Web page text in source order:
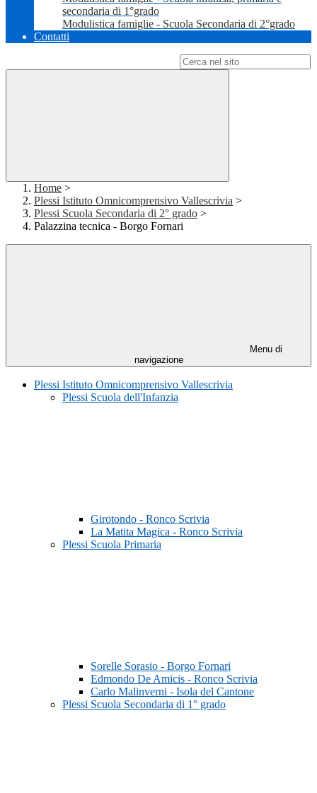
secondaria di 1°grado
Modulistica famiglie - Scuola Secondaria di 2°grado
Contatti
Home >
Plessi Istituto Omnicomprensivo Vallescrivia >
Plessi Scuola Secondaria di 2° grado >
Palazzina tecnica - Borgo Fornari
Menu di
navigazione
Plessi Istituto Omnicomprensivo Vallescrivia
Plessi Scuola dell'Infanzia
Girotondo - Ronco Scrivia
La Matita Magica - Ronco Scrivia
Plessi Scuola Primaria
Sorelle Sorasio - Borgo Fornari
Edmondo De Amicis - Ronco Scrivia
Carlo Malinverni - Isola del Cantone
Plessi Scuola Secondaria di 1° grado